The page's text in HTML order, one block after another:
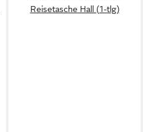
Reisetasche Hall (1-tlg)